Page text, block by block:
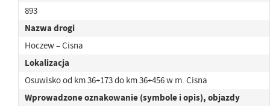
893
Nazwa drogi
Hoczew – Cisna
Lokalizacja
Osuwisko od km 36+173 do km 36+456 w m. Cisna
Wprowadzone oznakowanie (symbole i opis), objazdy